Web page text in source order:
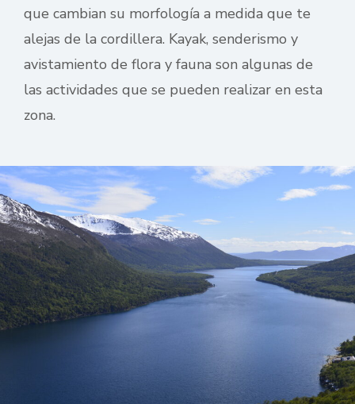
que cambian su morfología a medida que te
alejas de la cordillera. Kayak, senderismo y
avistamiento de flora y fauna son algunas de
las actividades que se pueden realizar en esta
zona.